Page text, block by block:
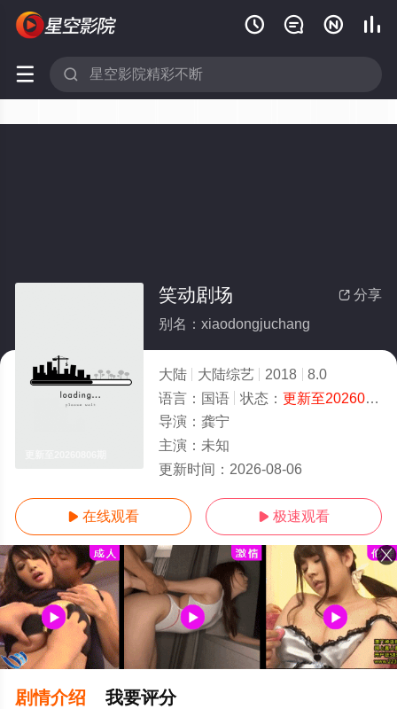
   
 
 分享
笑动剧场
别名：xiaodongjuchang
大陆 大陆综艺 2018
8.0
语言： 国语 状态： 更新至20260806期
导演： 龚宁
主演： 未知
更新时间： 2026-08-06
 在线观看  极速观看
剧情介绍 我要评分